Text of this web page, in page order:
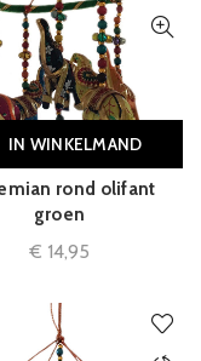
IN WINKELMAND
rond olifant
groen
€ 14,95